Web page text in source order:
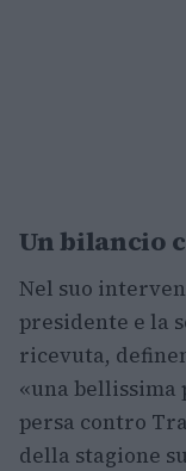
Un bilancio
Nel suo
presidente e la
ricevuta,
«una
persa contro
della stagione